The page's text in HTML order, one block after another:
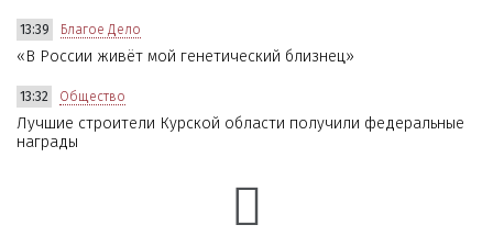
13:39 Благое Дело
«В России живёт мой генетический близнец»
13:32 Общество
Лучшие строители Курской области получили федеральные
награды